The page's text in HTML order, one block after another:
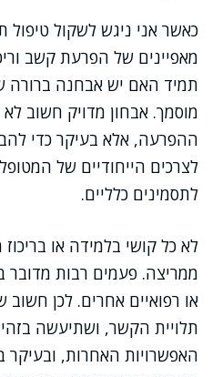
כאשר אני ניגש לשקול טיפול
מאפיינים של הפרעת קשב
תמיד האם יש אבחנה ברורה
מוסמך. אבחון מדויק חשוב
ההפרעה, אלא בעיקר כדי
לצרכים הייחודיים של
לתסמינים כלליים.
לא כל קושי בלמידה או
ממריצה. פעמים רבות מדובר
או רפואיים אחרים. לכן
תלויית הקשר, ושתיעשה
האפשרויות האחרות, ובעיקר